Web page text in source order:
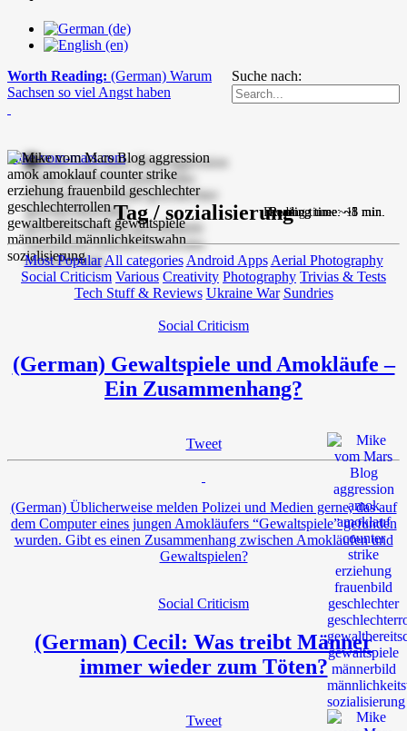
Suche nach:
Worth Reading: (German) Warum
Sachsen so viel Angst haben
mike-vom-mars.com
Tag / sozialisierung
Most Popular All categories Android Apps Aerial Photography
Social Criticism Various Creativity Photography Trivias & Tests
Tech Stuff & Reviews Ukraine War Sundries
Social Criticism
(German) Gewaltspiele und Amokläufe –
Ein Zusammenhang?
Tweet
Reading time: ~8 min.
(German) Üblicherweise melden Polizei und Medien gerne, das auf
dem Computer eines jungen Amokläufers “Gewaltspiele” gefunden
wurden. Gibt es einen Zusammenhang zwischen Amokläufen und
Gewaltspielen?
Social Criticism
(German) Cecil: Was treibt Männer
immer wieder zum Töten?
Tweet
Reading time: ~5 min.
Reading time: ~11 min.